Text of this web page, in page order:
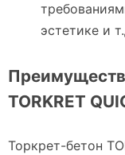
эстетике и
TORKRET
Торкрет-бетон